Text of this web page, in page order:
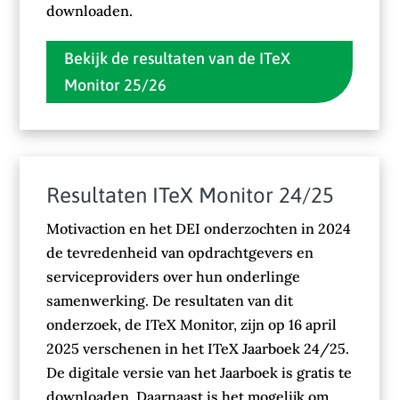
downloaden.
Bekijk de resultaten van de ITeX
Monitor 25/26
Resultaten ITeX Monitor 24/25
Motivaction en het DEI onderzochten in 2024
de tevredenheid van opdrachtgevers en
serviceproviders over hun onderlinge
samenwerking. De resultaten van dit
onderzoek, de ITeX Monitor, zijn op 16 april
2025 verschenen in het ITeX Jaarboek 24/25.
De digitale versie van het Jaarboek is gratis te
downloaden. Daarnaast is het mogelijk om